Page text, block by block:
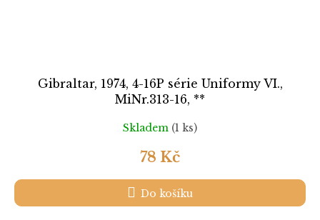
Gibraltar, 1974, 4-16P série Uniformy VI.,
MiNr.313-16, **
Skladem (1 ks)
78 Kč
Do košíku